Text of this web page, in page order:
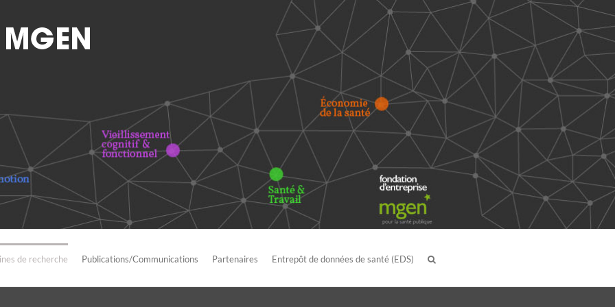
de recherche Publications/Communications Partenaires Entrepôt de données de santé (EDS)